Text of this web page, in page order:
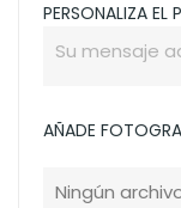
PERSONALIZA EL
AÑADE
Ningún